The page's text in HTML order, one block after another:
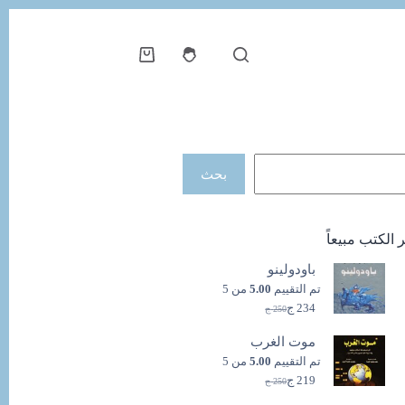
عربة
بحث
الكتب مبيعاً
باودولينو
تم التقييم 5.00 من 5
250 ج
السعر
هو:
250 ج.
234 ج
السعر
هو:
234 ج.
موت الغرب
تم التقييم 5.00 من 5
250 ج
السعر 219 ج
السعر